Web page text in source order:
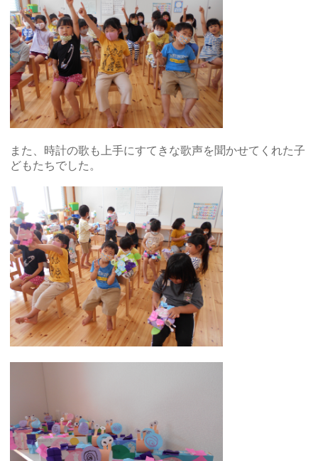
また、時計の歌も上手にすてきな歌声を聞かせてくれた子
どもたちでした。